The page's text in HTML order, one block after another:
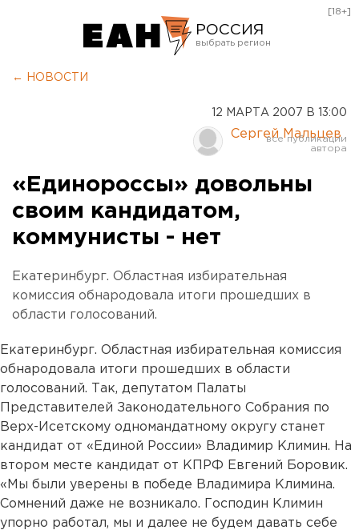
РОССИЯ
Курган
Оренбург
[18+]
← НОВОСТИ
12 МАРТА 2007 В 13:00
Сергей Мальцев
«Единороссы» довольны
своим кандидатом,
коммунисты - нет
Екатеринбург. Областная избирательная
комиссия обнародовала итоги прошедших в
области голосований.
Екатеринбург. Областная избирательная комиссия
обнародовала итоги прошедших в области
голосований. Так, депутатом Палаты
Представителей Законодательного Собрания по
Верх-Исетскому одномандатному округу станет
кандидат от «Единой России» Владимир Климин. На
втором месте кандидат от КПРФ Евгений Боровик.
«Мы были уверены в победе Владимира Климина.
Сомнений даже не возникало. Господин Климин
упорно работал, мы и далее не будем давать себе